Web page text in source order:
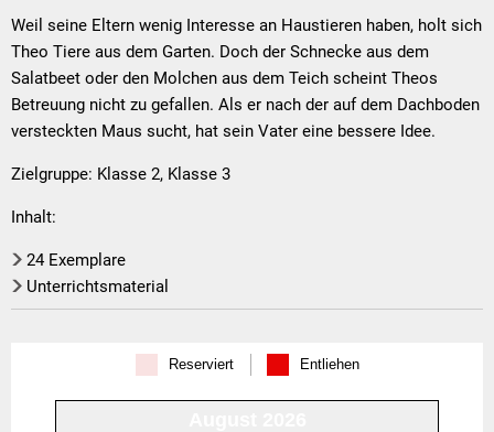
große
Abenteuer
Weil seine Eltern wenig Interesse an Haustieren haben, holt sich
Theo Tiere aus dem Garten. Doch der Schnecke aus dem
Salatbeet oder den Molchen aus dem Teich scheint Theos
Betreuung nicht zu gefallen. Als er nach der auf dem Dachboden
versteckten Maus sucht, hat sein Vater eine bessere Idee.
Zielgruppe: Klasse 2, Klasse 3
Inhalt:
24 Exemplare
Unterrichtsmaterial
Reserviert Entliehen